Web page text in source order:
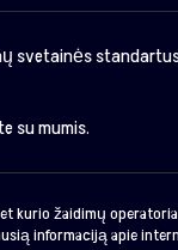
svetainės
su mumis.
kurio žaidimų
informaciją apie